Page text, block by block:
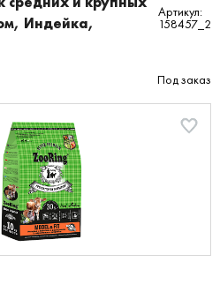
Индейка,
Артикул:
158457_2
Под заказ